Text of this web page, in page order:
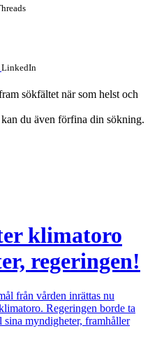
LinkedIn
sökfältet när som helst och
du även förfina din sökning.
klimatoro
regeringen!
från vården inrättas nu
Regeringen borde ta
myndigheter, framhåller